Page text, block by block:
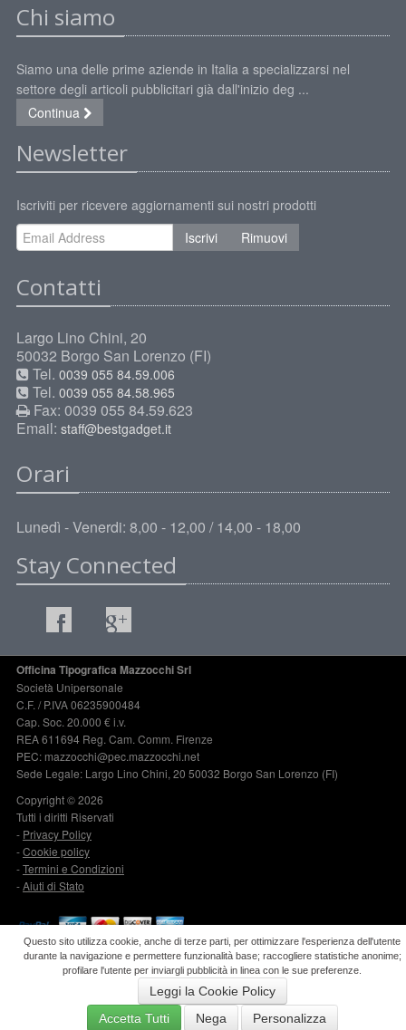
Questo sito utilizza cookie, anche di terze parti, per ottimizzare l'esperienza dell'utente
durante la navigazione e permettere funzionalità base; raccogliere statistiche anonime;
profilare l'utente per inviargli pubblicità in linea con le sue preferenze.
Leggi la Cookie Policy
Accetta Tutti
Nega Personalizza
Chi siamo
Siamo una delle prime aziende in Italia a specializzarsi nel
settore degli articoli pubblicitari già dall'inizio deg ...
Continua
Newsletter
Iscriviti per ricevere aggiornamenti sui nostri prodotti
Iscrivi
Rimuovi
Contatti
Largo Lino Chini, 20
50032 Borgo San Lorenzo (FI)
Tel. 0039 055 84.59.006
Tel. 0039 055 84.58.965
Fax: 0039 055 84.59.623
Email: staff@bestgadget.it
Orari
Lunedì - Venerdi: 8,00 - 12,00 / 14,00 - 18,00
Stay Connected
Officina Tipografica Mazzocchi Srl
Società Unipersonale
C.F. / P.IVA 06235900484
Cap. Soc. 20.000 € i.v.
REA 611694 Reg. Cam. Comm. Firenze
PEC: mazzocchi@pec.mazzocchi.net
Sede Legale: Largo Lino Chini, 20 50032 Borgo San Lorenzo (FI)
Copyright © 2026
Tutti i diritti Riservati
- Privacy Policy
-Cookie policy
-Termini e Condizioni
-Aiuti di Stato
BESTGADGET.it
Firenze Web Division